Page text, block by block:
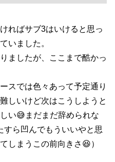
ればサブ3はいけると思っ
いました。
ましたが、ここまで酷かっ
スでは色々あって予定通り
しいけど次はこうしようと
い😅まだまだ辞められな
すら凹んでもういいやと思
しまうこの前向きさ😆）